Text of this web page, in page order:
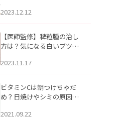
2023.12.12
【医師監修】稗粒腫の治し
方は？気になる白いブツブ
アについて
2023.11.17
ビタミンCは朝つけちゃだ
め？日焼けやシミの原因に
2021.09.22